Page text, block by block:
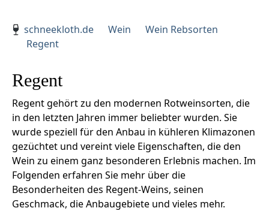
schneekloth.de
Wein
Wein Rebsorten
Regent
Regent
Regent gehört zu den modernen Rotweinsorten, die
in den letzten Jahren immer beliebter wurden. Sie
wurde speziell für den Anbau in kühleren Klimazonen
gezüchtet und vereint viele Eigenschaften, die den
Wein zu einem ganz besonderen Erlebnis machen. Im
Folgenden erfahren Sie mehr über die
Besonderheiten des Regent-Weins, seinen
Geschmack, die Anbaugebiete und vieles mehr.